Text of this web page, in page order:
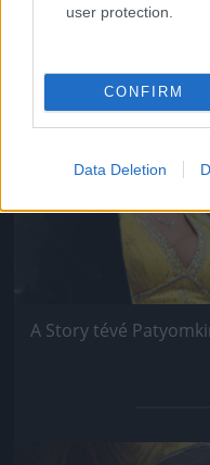
user protection.
CONFIRM
Data Deletion
A Story tévé